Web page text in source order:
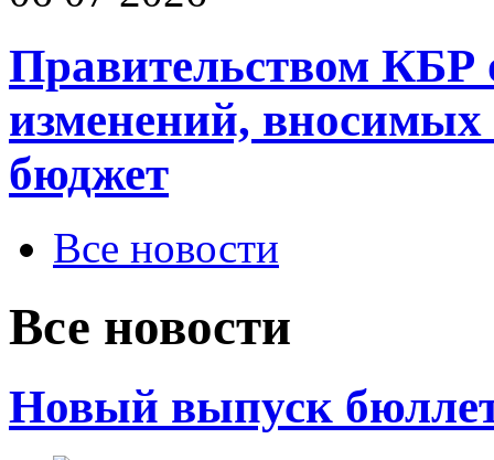
Правительством КБР
изменений, вносимых
бюджет
Все новости
Все новости
Новый выпуск